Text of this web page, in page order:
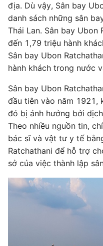
địa. Dù vậy, Sân bay
danh sách những sân
Thái Lan. Sân bay Ubon
đến 1,79 triệu hành
Sân bay Ubon
hành khách trong nước
Sân bay Ubon
đầu tiên vào năm 1921,
đó bị ảnh hưởng bởi
Theo nhiều nguồn tin,
bác sĩ và vật tư y tế
Ratchathani để hỗ trợ
sở của việc thành lập